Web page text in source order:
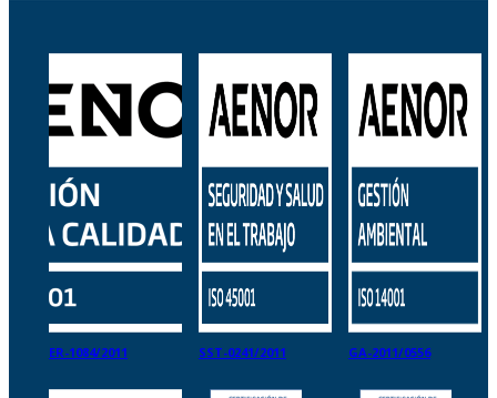
ER-1084/2011 SST-0241/2011 GA-2011/0556